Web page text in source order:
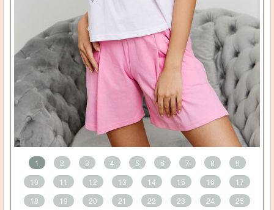
1 2 3 4 5 6 7 8
9
10
11 12 13 14 15 16
17
18
19 20 21 22 23 24
25